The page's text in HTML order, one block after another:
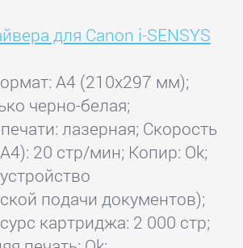
для Canon i-SENSYS
A4 (210x297 мм);
черно-белая;
лазерная; Скорость
20 стр/мин; Копир: Ok;
подачи документов);
картриджа: 2 000 стр;